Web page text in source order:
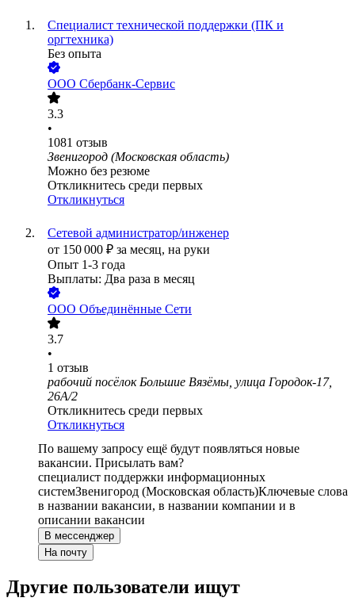
Специалист технической поддержки (ПК и
оргтехника)
Без опыта
ООО Сбербанк-Сервис
3.3
•
1081 отзыв
Звенигород (Московская область)
Можно без резюме
Откликнитесь среди первых
Откликнуться
Сетевой администратор/инженер
от 150 000 ₽ за месяц, на руки
Опыт 1-3 года
Выплаты: Два раза в месяц
ООО Объединённые Сети
3.7
•
1 отзыв
рабочий посёлок Большие Вязёмы, улица Городок-17,
26А/2
Откликнитесь среди первых
Откликнуться
По вашему запросу ещё будут появляться новые
вакансии. Присылать вам?
специалист поддержки информационных
системЗвенигород (Московская область)Ключевые слова
в названии вакансии, в названии компании и в
описании вакансии
В мессенджер
На почту
Другие пользователи ищут